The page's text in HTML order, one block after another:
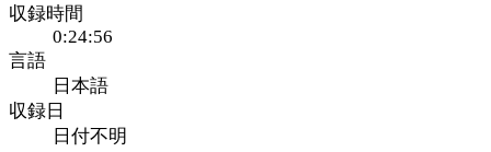
収録時間
0:24:56
言語
日本語
収録日
日付不明